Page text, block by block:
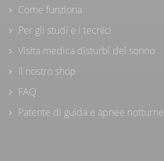
Come funziona
Per gli studi e i tecnici
Visita medica disturbi del sonno
Il nostro shop
FAQ
Patente di guida e apnee notturne